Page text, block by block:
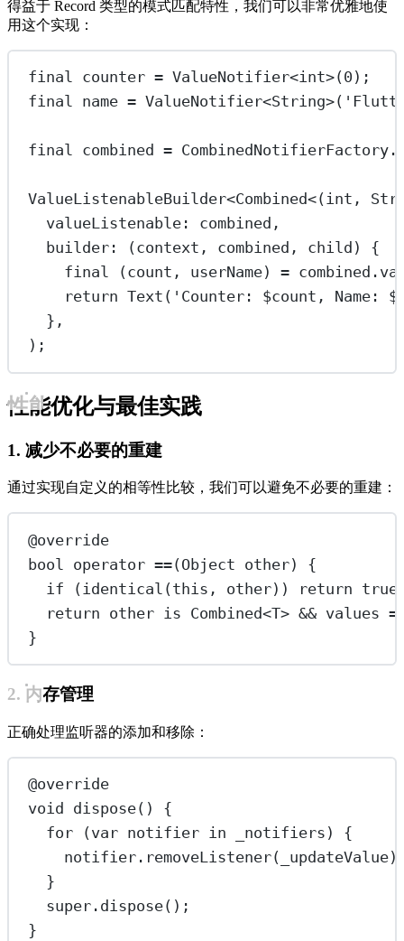
得益于 Record 类型的模式匹配特性，我们可以非常优雅地使
用这个实现：
final counter = ValueNotifier<int>(0 );
final name = ValueNotifier<String>(
final combined = CombinedNotifierFactory .
ValueListenableBuilder<Combined<(int ,
valueListenable :
combined,
builder :
(context, combined, child) {
final (count, userName) =
return Text ( 'Counter: $count , Name: $
},
);
性能优化与最佳实践
1. 减少不必要的重建
通过实现自定义的相等性比较，我们可以避免不必要的重建：
@override
bool
operator ==(Object other) {
if ( identical (this , other)) return true
return other is Combined<T> && values
}
2. 内存管理
正确处理监听器的添加和移除：
@override
void
dispose() {
for (var notifier in _notifiers) {
notifier. removeListener
}
super . dispose();
}